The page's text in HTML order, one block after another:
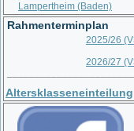
Lampertheim (Baden)
Rahmenterminplan
2025/26
2026/27
Altersklasseneinteilung